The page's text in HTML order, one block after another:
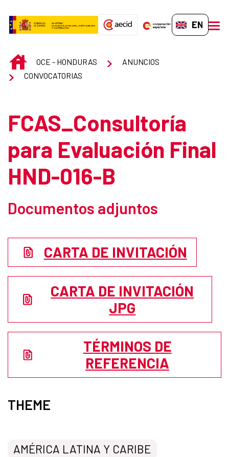
EN-GB
INICIOOCE - HONDURAS
ANUNCIOS
CONVOCATORIAS
FCAS_Consultoría
para Evaluación Final
HND-016-B
Documentos adjuntos
CARTA DE INVITACIÓN
CARTA DE INVITACIÓN
JPG
TÉRMINOS DE
REFERENCIA
THEME
AMÉRICA LATINA Y CARIBE